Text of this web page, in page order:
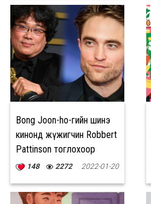
Bong Joon-ho-гийн шинэ
кинонд жүжигчин Robbert
Pattinson тоглохоор
ярилцаж байна
148 2272 2022-01-20